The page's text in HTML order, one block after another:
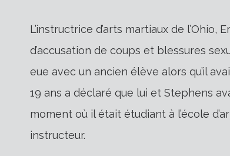
L’instructrice d’arts martiaux de
d’accusation de coups et blessures
eue avec un ancien élève alors qu’il
19 ans a déclaré que lui et Stephens
moment où il était étudiant à l’école
instructeur.